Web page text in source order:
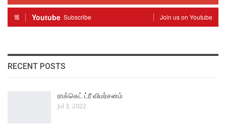
Youtube Subscribe Join us on Youtube
RECENT POSTS
ராக்கெட் ட்ரீ விமர்சனம்
Jul 3, 2022